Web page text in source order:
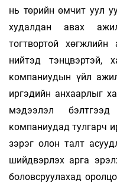
нь төрийн өмчит уул
худалдан авах
тогтвортой хөгжлийн
нийтэд тэнцвэртэй,
компаниудын үйл
иргэдийн анхаарлыг
мэдээлэл
компаниудад тулгарч
зэрэг олон талт
шийдвэрлэх арга
боловсруулахад